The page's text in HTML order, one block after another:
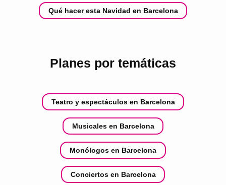
Qué hacer esta Navidad en Barcelona
Planes por temáticas
Teatro y espectáculos en Barcelona
Musicales en Barcelona
Monólogos en Barcelona
Conciertos en Barcelona